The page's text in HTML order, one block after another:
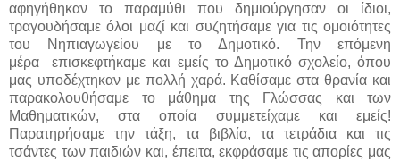
αφηγήθηκαν το παραμύθι που δημιούργησαν οι ίδιοι,
τραγουδήσαμε όλοι μαζί και συζητήσαμε για τις ομοιότητες
του Νηπιαγωγείου με το Δημοτικό. Την επόμενη
μέρα
επισκεφτήκαμε και εμείς το Δημοτικό σχολείο, όπου
μας υποδέχτηκαν με πολλή χαρά. Καθίσαμε στα θρανία και
παρακολουθήσαμε το μάθημα της Γλώσσας και των
Μαθηματικών, στα οποία συμμετείχαμε και εμείς!
Παρατηρήσαμε την τάξη, τα βιβλία, τα τετράδια και τις
τσάντες των παιδιών και, έπειτα, εκφράσαμε τις απορίες μας